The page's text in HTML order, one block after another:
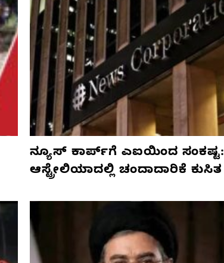
ನ್ಯೂಸ್ ಕಾರ್ಪ್‌ಗೆ ಎಐಯಿಂದ ಸಂಕಷ್ಟ:
ಆಸ್ಟ್ರೇಲಿಯಾದಲ್ಲಿ ಚಂದಾದಾರಿಕೆ ಕುಸಿತ